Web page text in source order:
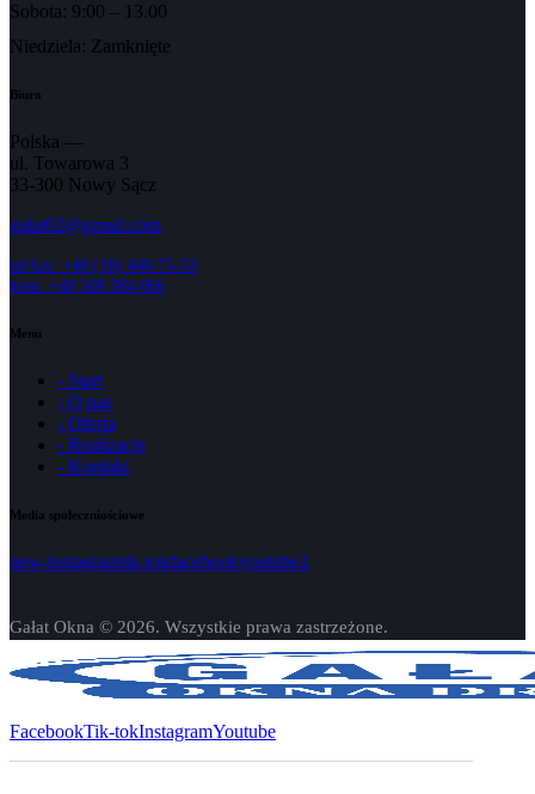
Sobota: 9:00 – 13.00
Niedziela: Zamknięte
Biuro
Polska —
ul. Towarowa 3
33-300 Nowy Sącz
galat02@gmail.com
tel/fax: +48 (18) 440-75-53
kom: +48 508 384 066
Menu
- Start
- O nas
- Oferta
- Realizacje
- Kontakt
Media społeczniościowe
new-instagramtik-tokfacebookyoutube2
Gałat Okna © 2026. Wszystkie prawa zastrzeżone.
FacebookTik-tokInstagramYoutube